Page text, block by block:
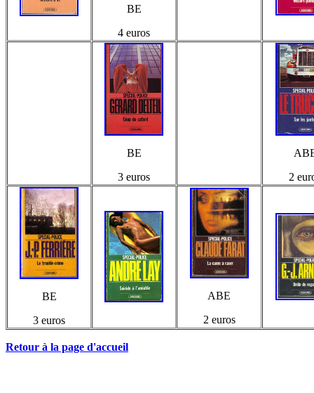
BE
4 euros
BE
3 euros
2
BE
3 euros
ABE
2 euros
Retour à la page d'accueil